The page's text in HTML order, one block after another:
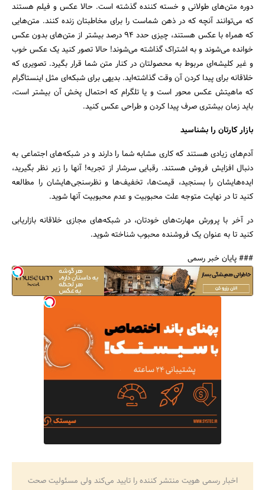
دوره متن‌های طولانی و خسته کننده گذشته است. حالا عکس و فیلم هستند
که می‌توانند آنچه که در ذهن شماست را برای مخاطبتان زنده کنند. متن‌هایی
که همراه با عکس هستند، چیزی حدد 94 درصد بیشتر از متن‌های بدون عکس
خوانده می‌شوند و به اشتراک گذاشته می‌شوند! حالا تصور کنید یک عکس خوب
و غیر کلیشه‌ای مربوط به محصولتان در کنار متن شما قرار بگیرد. تصویری که
خلاقانه برای پیدا کردن آن وقت گذاشته‌اید. بدیهی برای شبکه‌ای مثل اینستاگرام
که ماهیتش عکس محور است و یا تلگرام که احتمال پخش آن بیشتر است،
باید زمان بیشتری صرف پیدا کردن و طراحی عکس کنید.
بازار کارتان را بشناسید
آدم‌های زیادی هستند که کاری مشابه شما را دارند و در شبکه‌های اجتماعی به
دنبال افزایش فروش هستند. رقبایی سرشار از تجربه! آنها را زیر نظر بگیرید،
ایده‌هایشان را بسنجید، قیمت‌ها، تخفیف‌ها و نظرسنجی‌هایشان را مطالعه
کنید تا در نهایت متوجه علت محبوبیت و عدم محبوبیت آنها شوید.
در آخر با پرورش مهارت‌های خودتان، در شبکه‌های مجازی خلاقانه بازاریابی
کنید تا به عنوان یک فروشنده محبوب شناخته شوید.
### پایان خبر رسمی
اخبار رسمی هویت منتشر کننده را تایید می‌کند ولی مسئولیت صحت